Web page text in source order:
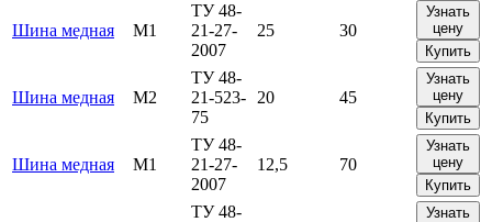
Шина медная М1
ТУ 48-
21-27-
2007
25 30
Узнать
цену
Купить
Шина медная М2
ТУ 48-
21-523-
75
20 45
Узнать
цену
Купить
Шина медная М1
ТУ 48-
21-27-
2007
12,5 70
Узнать
цену
Купить
ТУ 48-
Узнать